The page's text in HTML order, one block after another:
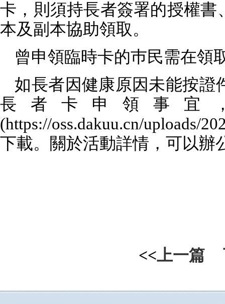
卡，則須持長者簽署的授權
本及副本協助領取。
曾申領臨時卡的巿民需在領
如長者因健康原因未能按證
長者卡申領事宜
(https://oss.dakuu.cn/uploads/
下載。關於活動詳情，可以辦
<<上一篇